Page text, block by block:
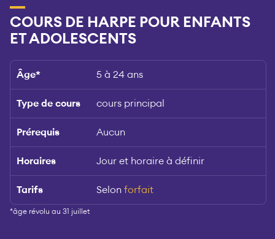
COURS DE HARPE POUR ENFANTS
ET ADOLESCENTS
Âge* 5 à 24 ans
Type de cours cours principal
Prérequis Aucun
Horaires Jour et horaire à définir
Tarifs Selon forfait
*âge révolu au 31 juillet